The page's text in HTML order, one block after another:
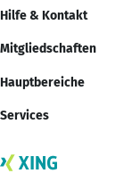
Hilfe & Kontakt
Mitgliedschaften
Hauptbereiche
Services